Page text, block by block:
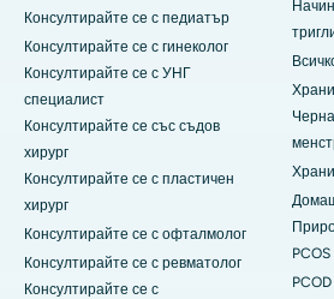
Консултирайте се с педиатър
Консултирайте се с гинеколог
Консултирайте се с УНГ
специалист
Консултирайте се със съдов
хирург
Консултирайте се с пластичен
хирург
Консултирайте се с офталмолог
Консултирайте се с ревматолог
Консултирайте се с
PCOS